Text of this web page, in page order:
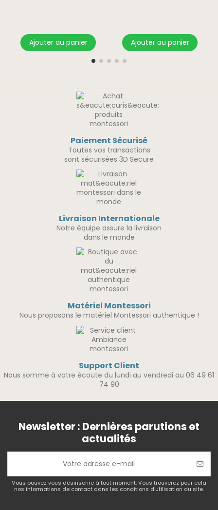
Ajouter au panier Ajouter au panier
Paiement Sécurisé
Toutes vos transactions
sont sécurisées 3D Secure
Livraison Internationale
Notre équipe assure la livraison
dans le monde
Matériel Montessori
Nous proposons le matériel Montessori authentique !
Support Client
Nous somme à votre écoute du lundi au vendredi au 06 49 61
74 90
Newsletter : Dernières parutions et
actualités
Vous pouvez vous désinscrire à tout moment. Vous trouverez pour cela
nos informations de contact dans les conditions d'utilisation du site.